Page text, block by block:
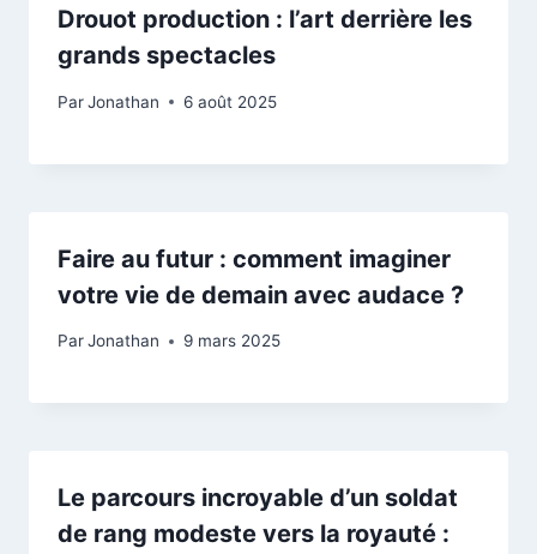
Drouot production : l’art derrière les
grands spectacles
ParJonathan 6 août 2025
Faire au futur : comment imaginer
votre vie de demain avec audace ?
ParJonathan 9 mars 2025
Le parcours incroyable d’un soldat
de rang modeste vers la royauté :